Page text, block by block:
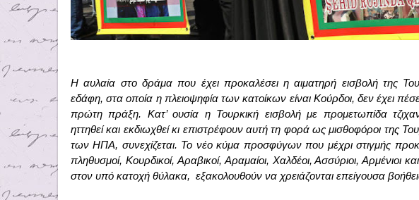
Η αυλαία στο δράμα που έχει προκαλέσει η αιματηρή εισβολή της
εδάφη, στα οποία η πλειοψηφία των κατοίκων είναι Κούρδοι, δεν έχει
πρώτη πράξη. Κατ’ ουσία η Τουρκική εισβολή με προμετωπίδα
ηττηθεί και εκδιωχθεί κι επιστρέφουν αυτή τη φορά ως μισθοφόροι της
των ΗΠΑ, συνεχίζεται. Το νέο κύμα προσφύγων που μέχρι στιγμής
πληθυσμοί, Κουρδικοί, Αραβικοί, Αραμαίοι, Χαλδέοι, Ασσύριοι, Αρμένιοι
στον υπό κατοχή θύλακα, εξακολουθούν να χρειάζονται επείγουσα